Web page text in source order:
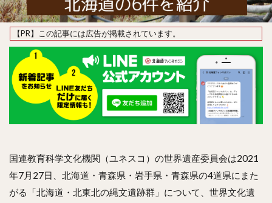
国連教育科学文化機関（ユネスコ）の世界遺産委員会は2021
年7月27日、北海道・青森県・岩手県・青森県の4道県にまた
がる「北海道・北東北の縄文遺跡群」について、世界文化遺